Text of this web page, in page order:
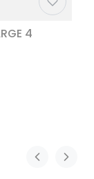
4